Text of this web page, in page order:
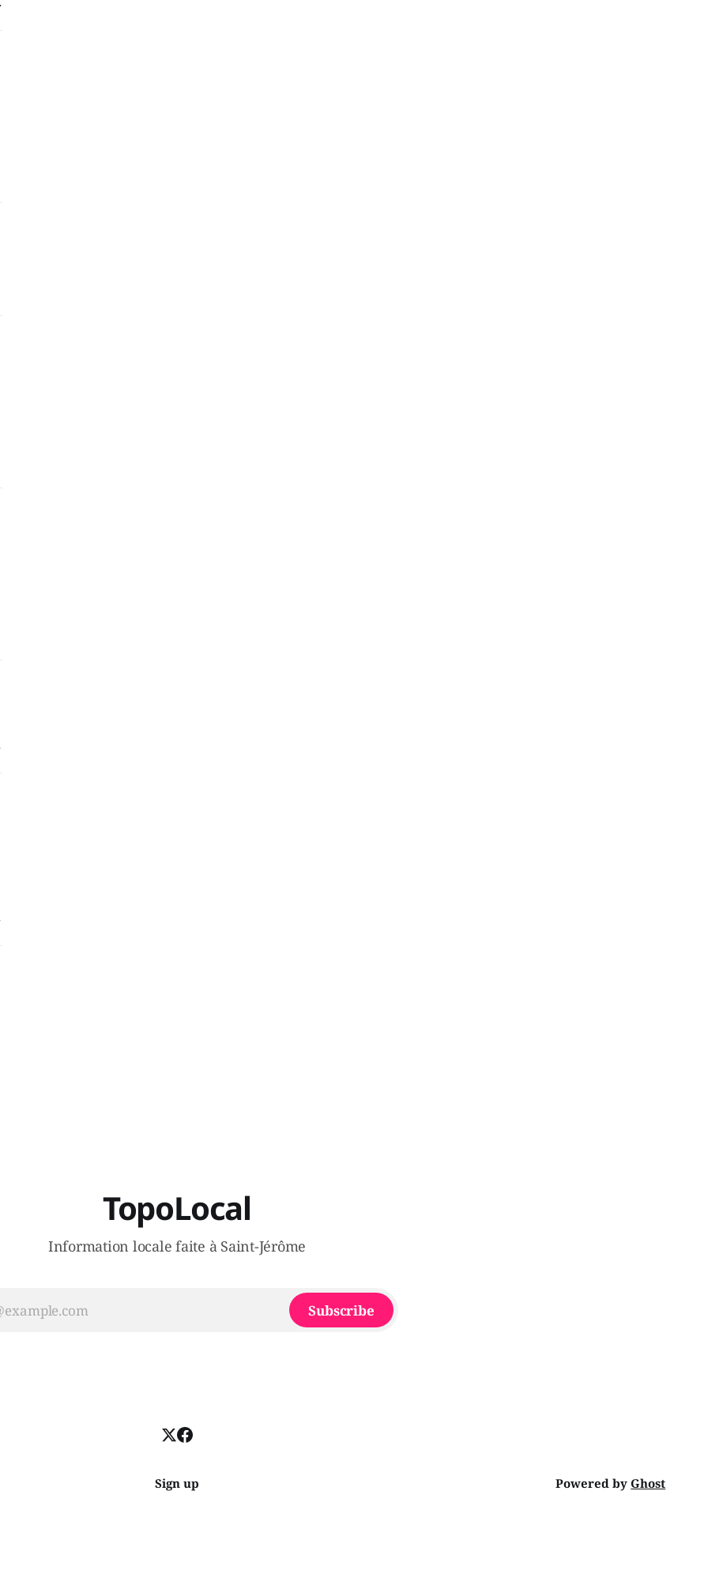
TopoLocal
Information locale faite à Saint-Jérôme
Subscribe
Sign up Powered byGhost